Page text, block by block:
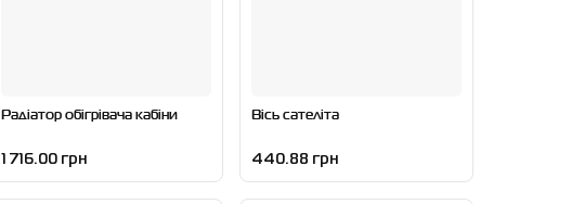
Радіатор обігрівача кабіни
1 716.00 грн
Вісь сателіта
440.88 грн